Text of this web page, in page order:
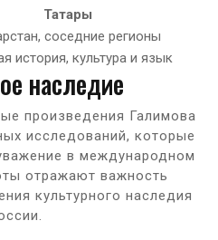
Татары
соседние регионы
история, культура и язык
наследие
произведения Галимова
исследований, которые
в международном
отражают важность
культурного наследия